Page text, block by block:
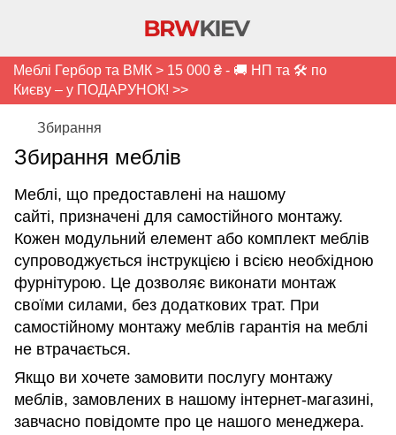
Меблі Гербор та ВМК > 15 000 ₴ - 🚚 НП та 🛠️ по
Києву – у ПОДАРУНОК! >>
Збирання
Збирання меблів
Меблі, що предоставлені на нашому
сайті, призначені для самостійного монтажу.
Кожен модульний елемент або комплект меблів
супроводжується інструкцією і всією необхідною
фурнітурою. Це дозволяє виконати монтаж
своїми силами, без додаткових трат. При
самостійному монтажу меблів гарантія на меблі
не втрачається.
Якщо ви хочете замовити послугу монтажу
меблів, замовлених в нашому інтернет-магазині,
завчасно повідомте про це нашого менеджера.